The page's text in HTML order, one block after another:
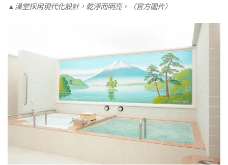
▲澡堂採用現代化設計，乾淨而明亮。（官方圖片）